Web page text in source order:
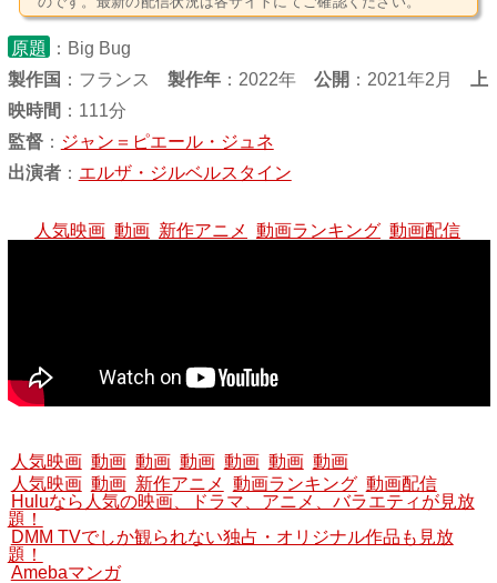
原題
：Big Bug
製作国 ： フランス 製作年：2022年 公開 ：2021年2月
上
映時間 ：111分
監督： ジャン＝ピエール・ジュネ
出演者： エルザ・ジルベルスタイン
人気映画 動画 新作アニメ 動画ランキング 動画配信
人気映画 動画 動画 動画 動画 動画 動画
人気映画 動画 新作アニメ 動画ランキング 動画配信
Huluなら人気の映画、ドラマ、アニメ、バラエティが見放
題！
DMM TVでしか観られない独占・オリジナル作品も見放
題！
Amebaマンガ